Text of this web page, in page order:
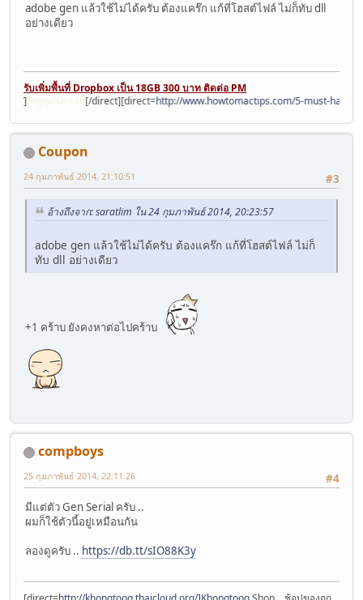
adobe gen แล้วใช้ไม่ได้ครับ ต้องแคร๊ก แก้ที่โฮสต์ไฟล์ ไม่ก็ทับ dll
อย่างเดียว
รับเพิ่มพื้นที่ Dropbox เป็น 18GB 300 บาท ติดต่อ PM
DigitalOcean[/direct][direct=http://www.howtomactips.com/5-must-have-
Coupon
#3
24 กุมภาพันธ์ 2014, 21:10:51
อ้างถึงจาก: saratlim ใน 24 กุมภาพันธ์ 2014, 20:23:57
adobe gen แล้วใช้ไม่ได้ครับ ต้องแคร๊ก แก้ที่โฮสต์ไฟล์ ไม่ก็
ทับ dll อย่างเดียว
+1 คร้าบ ยังคงหาต่อไปคร้าบ
compboys
#4
25 กุมภาพันธ์ 2014, 22:11:26
มีแต่ตัว Gen Serial ครับ ..
ผมก็ใช้ตัวนี้อยู่เหมือนกัน
ลองดูครับ .. https://db.tt/sIO88K3y